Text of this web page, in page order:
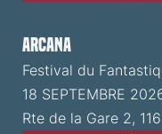
ARCANA
Festival du
18 SEPTEMBRE
Rte de la Gare 2,